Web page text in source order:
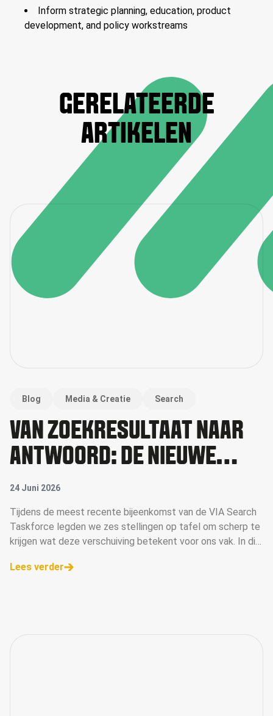
Inform strategic planning, education, product
development, and policy workstreams
GERELATEERDE
ARTIKELEN
Blog Media & Creatie Search
VAN ZOEKRESULTAAT NAAR
ANTWOORD: DE NIEUWE
RICHTING VAN SEARCH
24 Juni 2026
Tijdens de meest recente bijeenkomst van de VIA Search
Taskforce legden we zes stellingen op tafel om scherp te
krijgen wat deze verschuiving betekent voor ons vak. In dit
Lees verder